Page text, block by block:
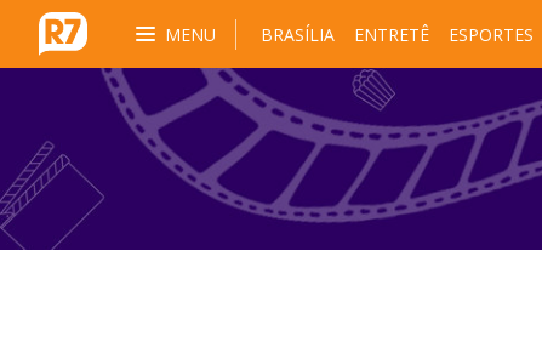
MENU BRASÍLIA ENTRETÊ ESPORTES